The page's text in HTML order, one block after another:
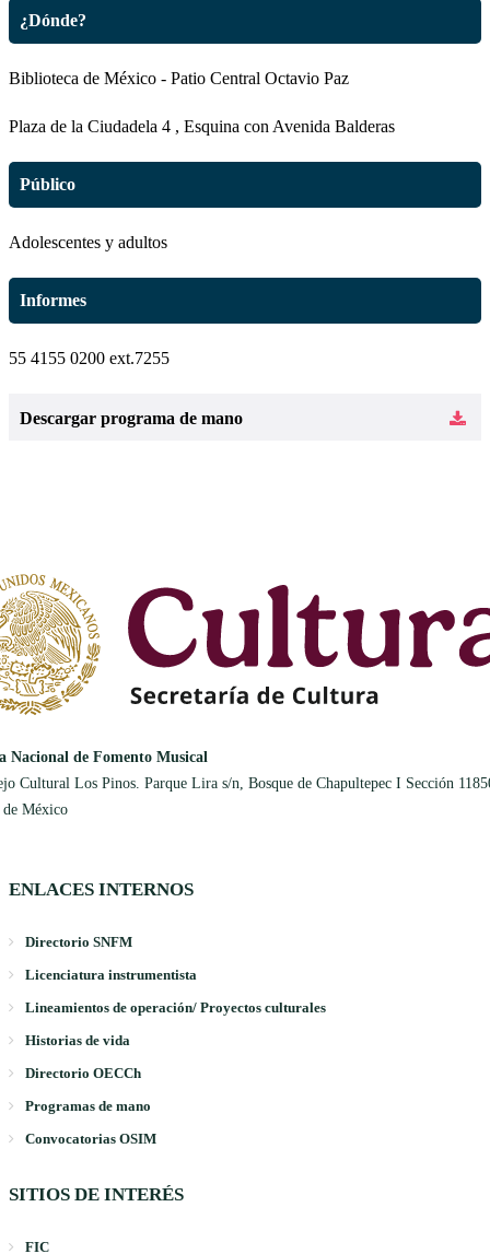
¿Dónde?
Biblioteca de México - Patio Central Octavio Paz
Plaza de la Ciudadela 4 , Esquina con Avenida Balderas
Público
Adolescentes y adultos
Informes
55 4155 0200 ext.7255
Descargar programa de mano
Nacional de Fomento Musical
Cultural Los Pinos. Parque Lira s/n, Bosque de Chapultepec I Sección
de México
ENLACES INTERNOS
Directorio SNFM
Licenciatura instrumentista
Lineamientos de operación/ Proyectos culturales
Historias de vida
Directorio OECCh
Programas de mano
Convocatorias OSIM
SITIOS DE INTERÉS
FIC